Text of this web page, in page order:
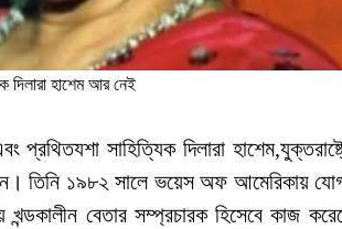
দিলারা হাশেম আর নেই
সাহিত্যিক দিলারা
তিনি ১৯৮২ সালে ভয়েস অফ আমেরিকায়
বেতার সম্প্রচারক হিসেবে কাজ